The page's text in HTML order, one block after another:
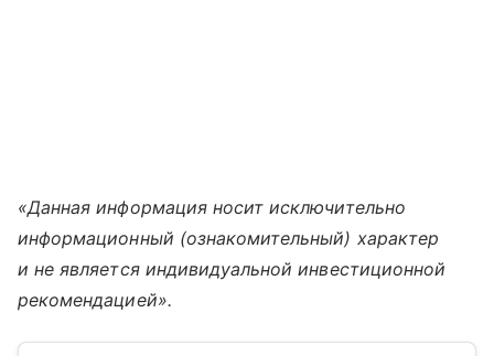
«Данная информация носит исключительно
информационный (ознакомительный) характер
и не является индивидуальной инвестиционной
рекомендацией».